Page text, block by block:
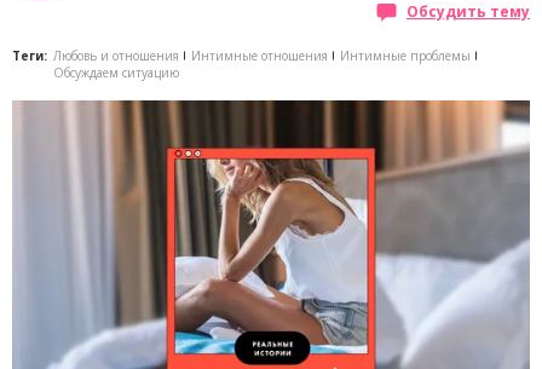
Обсудить тему
Теги: Любовь и отношения Интимные отношения
Интимные проблемы
Обсуждаем ситуацию